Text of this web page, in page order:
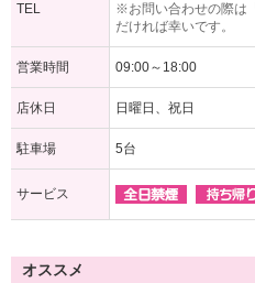
TEL
※お問い合わせの際は
だければ幸いです。
営業時間 09:00～18:00
店休日 日曜日、祝日
駐車場 5台
サービス
オススメ